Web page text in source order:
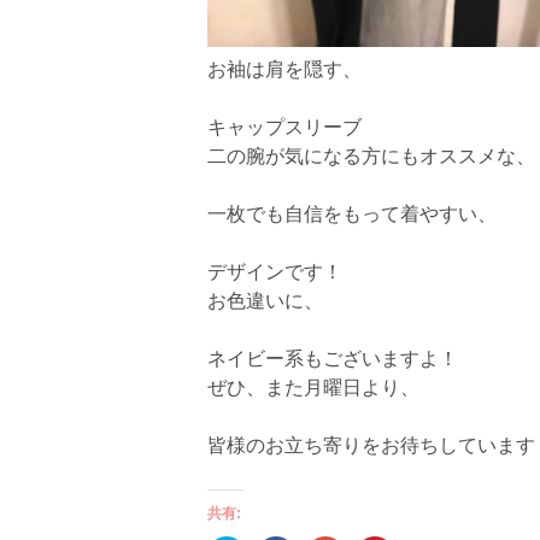
お袖は肩を隠す、
キャップスリーブ
二の腕が気になる方にもオススメな、
一枚でも自信をもって着やすい、
デザインです！
お色違いに、
ネイビー系もございますよ！
ぜひ、また月曜日より、
皆様のお立ち寄りをお待ちしています
共有: